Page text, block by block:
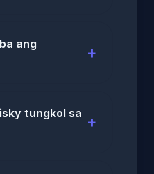
ang
tungkol sa